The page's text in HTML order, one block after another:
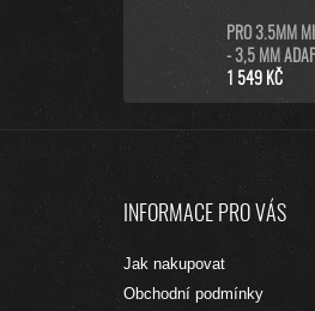
PRO 3.5MM
- 3,5 MM
1 549 KČ
INFORMACE PRO VÁS
Jak nakupovat
Obchodní podmínky